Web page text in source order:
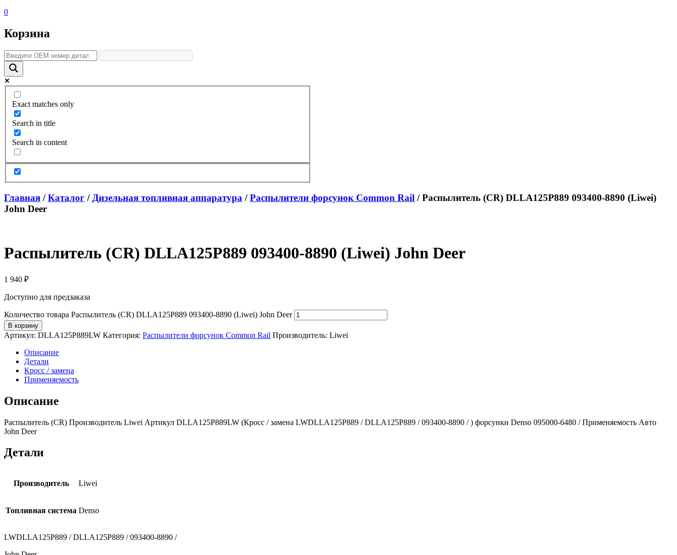
0
Корзина
Exact matches only
Search in title
Search in content
Главная /Каталог / Дизельная топливная аппаратура /Распылители форсунок Common Rail / Распылитель (CR) DLLA125P889 093400-8890 (Liwei)
John Deer
Распылитель (CR) DLLA125P889 093400-8890 (Liwei) John Deer
1 940 ₽
Доступно для предзаказа
Количество товара Распылитель (CR) DLLA125P889 093400-8890 (Liwei) John Deer
В корзину
Артикул: DLLA125P889LW Категория: Распылители форсунок Common Rail Производитель: Liwei
Описание
Детали
Кросс / замена
Применяемость
Описание
Распылитель (CR) Производитель Liwei Артикул DLLA125P889LW (Кросс / замена LWDLLA125P889 / DLLA125P889 / 093400-8890 / ) форсунки Denso 095000-6480 / Применяемость Авто
John Deer
Детали
Производитель Liwei
Топливная система Denso
LWDLLA125P889 / DLLA125P889 / 093400-8890 /